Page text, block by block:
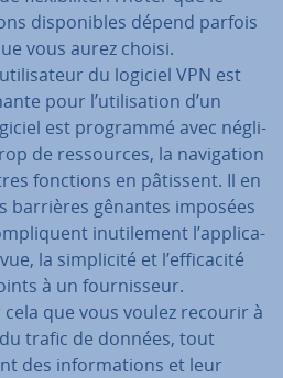
dis­po­nibles dépend parfois
vous aurez choisi.
du logiciel VPN est
pour l’uti­li­sa­tion d’un
est programmé avec né­gli­
de res­sources, la na­vi­ga­tion
fonctions en pâtissent. Il en
barrières gênantes imposées
inu­ti­le­ment l’ap­pli­ca­
la sim­pli­cité et l’ef­fi­ca­cité
à un four­nis­seur.
cela que vous voulez recourir à
trafic de données, tout
des in­for­ma­tions et leur